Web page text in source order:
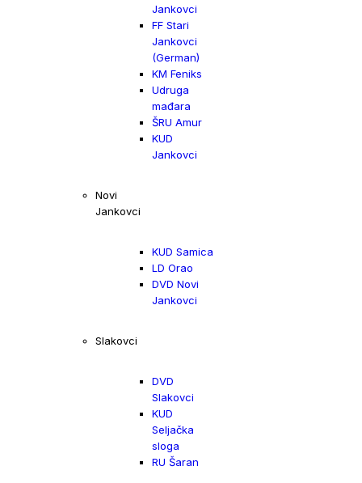
Jankovci
FF Stari
Jankovci
(German)
KM Feniks
Udruga
mađara
ŠRU Amur
KUD
Jankovci
Novi
Jankovci
KUD Samica
LD Orao
DVD Novi
Jankovci
Slakovci
DVD
Slakovci
KUD
Seljačka
sloga
RU Šaran